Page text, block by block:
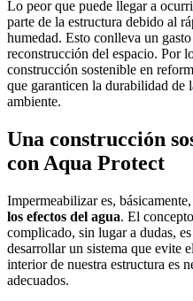
Lo peor que puede llegar a
parte de la estructura debido al
humedad. Esto conlleva un
reconstrucción del espacio. Por
construcción sostenible en
que garanticen la durabilidad de
ambiente.
Una construcción
con Aqua Protect
Impermeabilizar es, básicamente,
los efectos del agua. El
complicado, sin lugar a dudas,
desarrollar un sistema que evite
interior de nuestra estructura es
adecuados.